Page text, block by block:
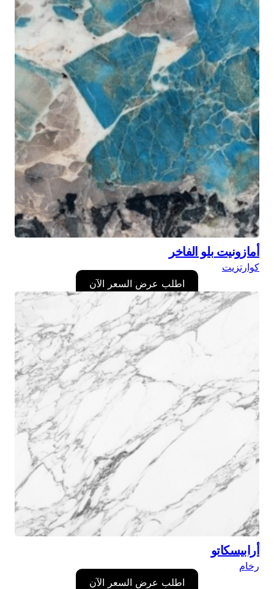
أمازونيت بلو الفاخر
كوارتزيت
اطلب عرض السعر الآن
أرابيسكاتو
رخام
اطلب عرض السعر الآن